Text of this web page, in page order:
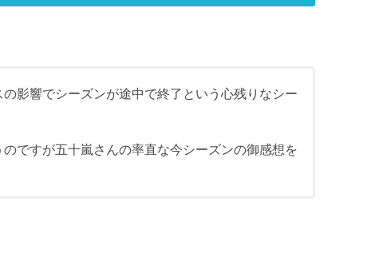
影響でシーズンが途中で終了という心残りなシー
ですが五十嵐さんの率直な今シーズンの御感想を